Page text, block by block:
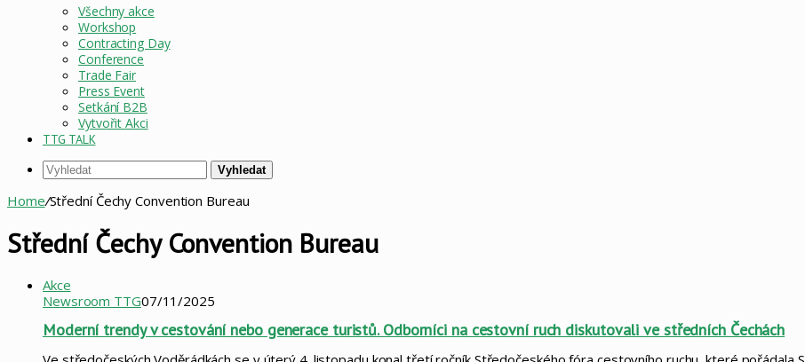
Všechny akce
Workshop
Contracting Day
Conference
Trade Fair
Press Event
Setkání B2B
Vytvořit Akci
TTG TALK
Vyhledat
Home/Střední Čechy Convention Bureau
Střední Čechy Convention Bureau
Akce
Newsroom TTG07/11/2025
Moderní trendy v cestování nebo generace turistů. Odborníci na cestovní ruch diskutovali ve středních Čechách